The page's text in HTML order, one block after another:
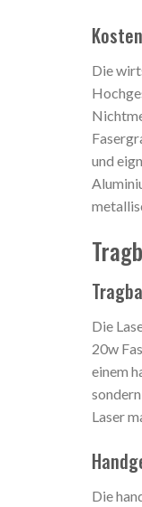
Die
und
Die
20w
einem
Laser
Die